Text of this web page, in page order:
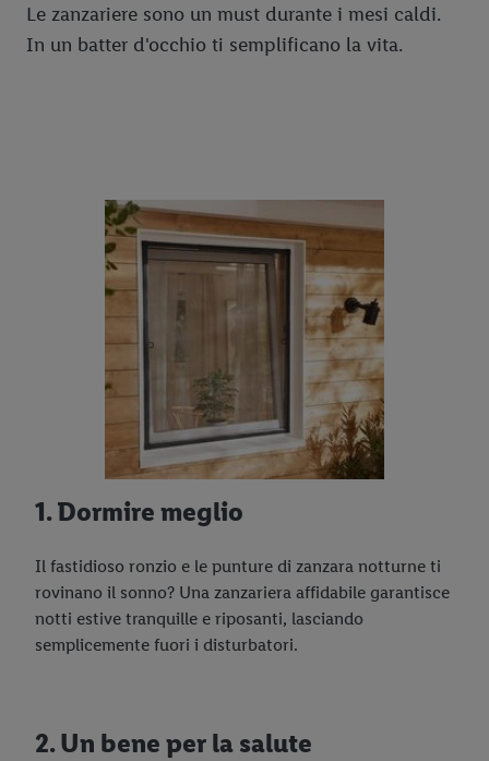
Le zanzariere sono un must durante i mesi caldi.
In un batter d'occhio ti semplificano la vita.
1. Dormire meglio
Il fastidioso ronzio e le punture di zanzara notturne ti
rovinano il sonno? Una zanzariera affidabile garantisce
notti estive tranquille e riposanti, lasciando
semplicemente fuori i disturbatori.
2. Un bene per la salute